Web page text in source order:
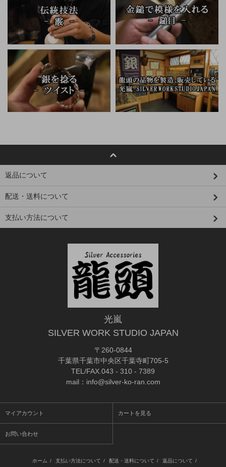
返品について
配送・送料について
支払い方法について
光嵐
SILVER WORK STUDIO JAPAN
〒260-0844
千葉県千葉市中央区千葉寺町705-5
TEL/FAX.043 - 310 - 7389
mail：info@silver-ko-ran.com
マイアカウント カートを見る
お問い合わせ
ホーム / 支払い方法について / 配送・送料について / 返品について /